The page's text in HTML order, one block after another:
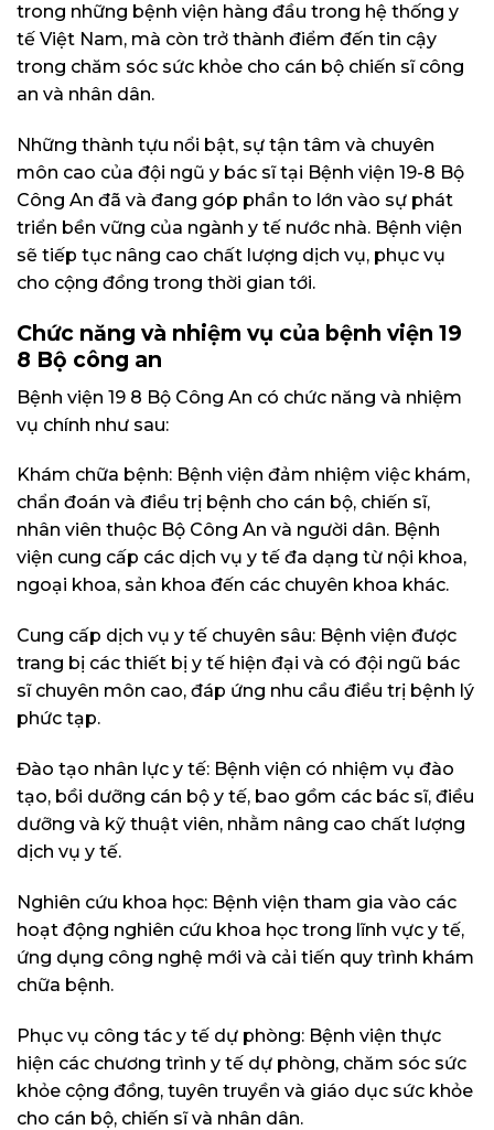
trong những bệnh viện hàng đầu trong hệ thống y
tế Việt Nam, mà còn trở thành điểm đến tin cậy
trong chăm sóc sức khỏe cho cán bộ chiến sĩ công
an và nhân dân.
Những thành tựu nổi bật, sự tận tâm và chuyên
môn cao của đội ngũ y bác sĩ tại Bệnh viện 19-8 Bộ
Công An đã và đang góp phần to lớn vào sự phát
triển bền vững của ngành y tế nước nhà. Bệnh viện
sẽ tiếp tục nâng cao chất lượng dịch vụ, phục vụ
cho cộng đồng trong thời gian tới.
Chức năng và nhiệm vụ của bệnh viện 19
8 Bộ công an
Bệnh viện 19 8 Bộ Công An có chức năng và nhiệm
vụ chính như sau:
Khám chữa bệnh: Bệnh viện đảm nhiệm việc khám,
chẩn đoán và điều trị bệnh cho cán bộ, chiến sĩ,
nhân viên thuộc Bộ Công An và người dân. Bệnh
viện cung cấp các dịch vụ y tế đa dạng từ nội khoa,
ngoại khoa, sản khoa đến các chuyên khoa khác.
Cung cấp dịch vụ y tế chuyên sâu: Bệnh viện được
trang bị các thiết bị y tế hiện đại và có đội ngũ bác
sĩ chuyên môn cao, đáp ứng nhu cầu điều trị bệnh lý
phức tạp.
Đào tạo nhân lực y tế: Bệnh viện có nhiệm vụ đào
tạo, bồi dưỡng cán bộ y tế, bao gồm các bác sĩ, điều
dưỡng và kỹ thuật viên, nhằm nâng cao chất lượng
dịch vụ y tế.
Nghiên cứu khoa học: Bệnh viện tham gia vào các
hoạt động nghiên cứu khoa học trong lĩnh vực y tế,
ứng dụng công nghệ mới và cải tiến quy trình khám
chữa bệnh.
Phục vụ công tác y tế dự phòng: Bệnh viện thực
hiện các chương trình y tế dự phòng, chăm sóc sức
khỏe cộng đồng, tuyên truyền và giáo dục sức khỏe
cho cán bộ, chiến sĩ và nhân dân.